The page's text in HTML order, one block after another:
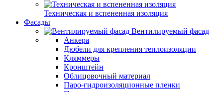
Техническая и вспененная изоляция
Фасады
Вентилируемый фасад
Анкера
Дюбели для крепления теплоизоляции
Кляммеры
Кронштейн
Облицовочный материал
Паро-гидроизоляционные пленки